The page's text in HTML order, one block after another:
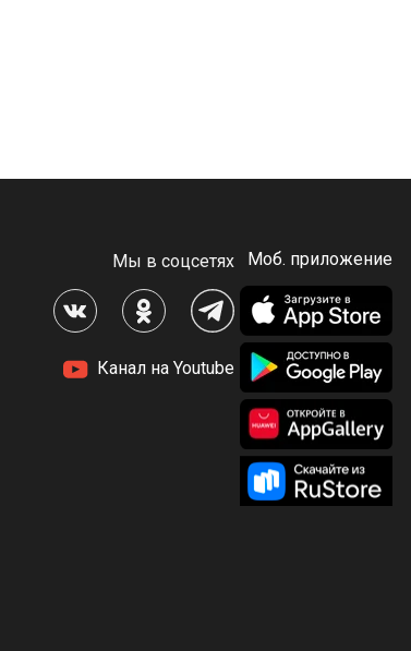
Мы в соцсетях
Канал на Youtube
Моб. приложение